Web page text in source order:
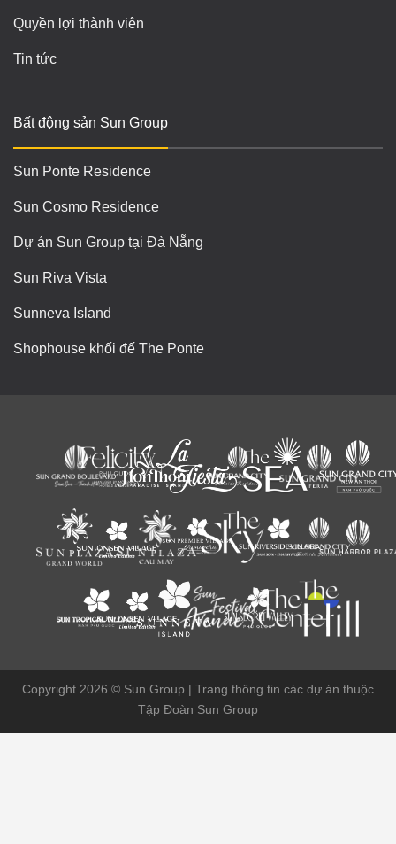
Quyền lợi thành viên
Tin tức
Bất động sản Sun Group
Sun Ponte Residence
Sun Cosmo Residence
Dự án Sun Group tại Đà Nẵng
Sun Riva Vista
Sunneva Island
Shophouse khối đế The Ponte
Copyright 2026 © Sun Group | Trang thông tin các dự án thuộc
Tập Đoàn Sun Group